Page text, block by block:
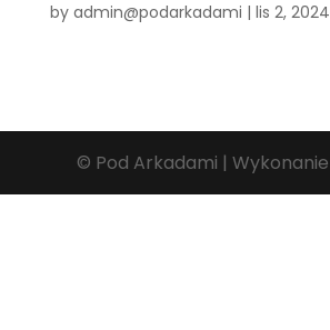
by admin@podarkadami | lis 2, 2024
© Pod Arkadami | Wykonanie